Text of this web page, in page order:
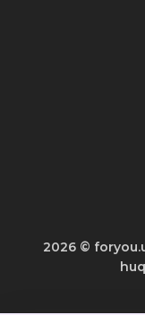
2026©